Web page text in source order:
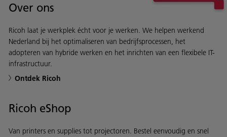
Over ons
Ricoh laat je werkplek écht voor je werken. We helpen werkend
Nederland bij het optimaliseren van bedrijfsprocessen, het
adopteren van hybride werken en het inrichten van een flexibele IT-
infrastructuur.
Ontdek Ricoh
Ricoh eShop
Van printers en supplies tot projectoren. Bestel eenvoudig en snel